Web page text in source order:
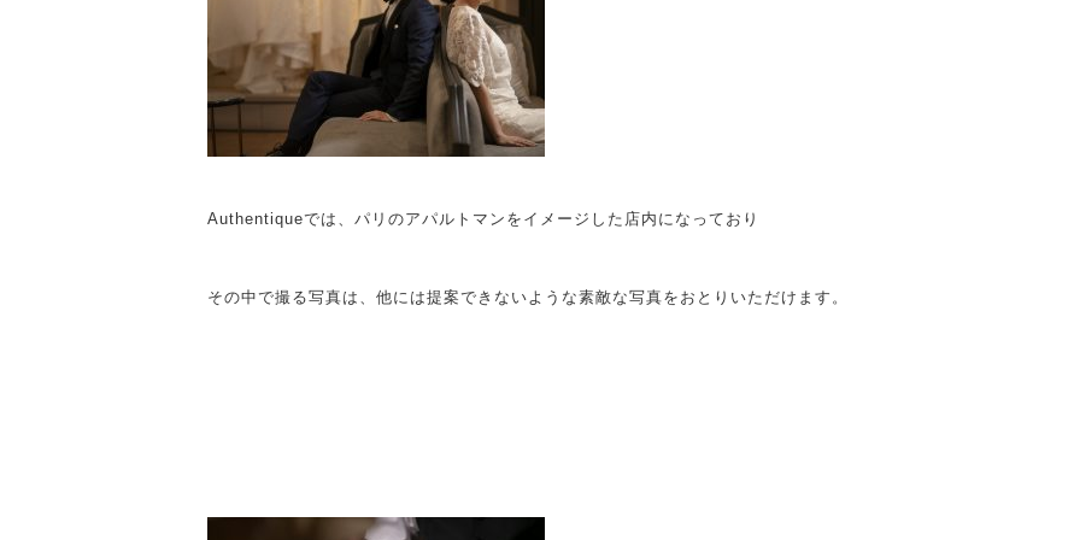
Authentiqueでは、パリのアパルトマンをイメージした店内になっており
その中で撮る写真は、他には提案できないような素敵な写真をおとりいただけます。